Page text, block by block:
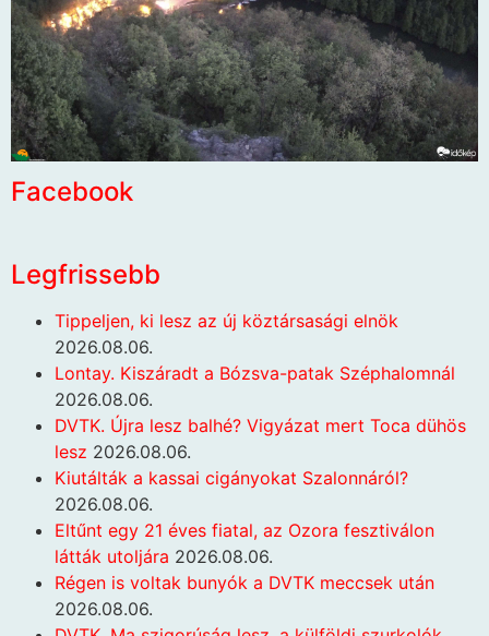
Facebook
Legfrissebb
Tippeljen, ki lesz az új köztársasági elnök
2026.08.06.
Lontay. Kiszáradt a Bózsva-patak Széphalomnál
2026.08.06.
DVTK. Újra lesz balhé? Vigyázat mert Toca dühös
lesz 2026.08.06.
Kiutálták a kassai cigányokat Szalonnáról?
2026.08.06.
Eltűnt egy 21 éves fiatal, az Ozora fesztiválon
látták utoljára 2026.08.06.
Régen is voltak bunyók a DVTK meccsek után
2026.08.06.